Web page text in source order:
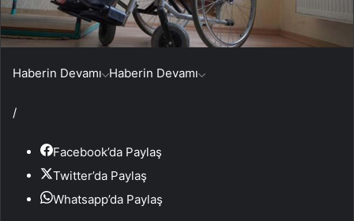
Haberin Devamı Haberin Devamı
/
Facebook’da Paylaş
Twitter’da Paylaş
Whatsapp’da Paylaş